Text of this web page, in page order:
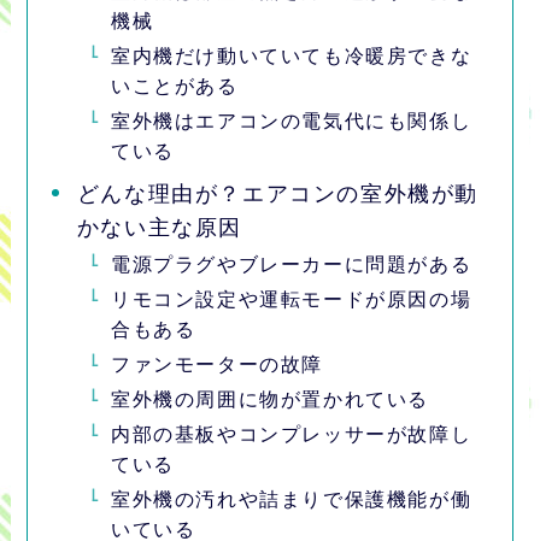
機械
室内機だけ動いていても冷暖房できな
いことがある
室外機はエアコンの電気代にも関係し
ている
どんな理由が？エアコンの室外機が動
かない主な原因
電源プラグやブレーカーに問題がある
リモコン設定や運転モードが原因の場
合もある
ファンモーターの故障
室外機の周囲に物が置かれている
内部の基板やコンプレッサーが故障し
ている
室外機の汚れや詰まりで保護機能が働
いている